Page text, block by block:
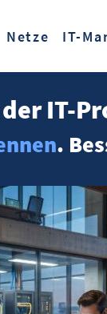
Netze IT-
IT-
.